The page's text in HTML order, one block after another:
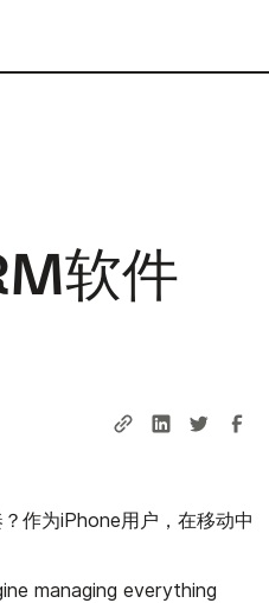
软件
作为iPhone用户，在移动中
managing everything